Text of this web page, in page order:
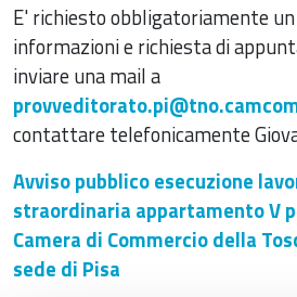
E' richiesto obbligatoriamente
informazioni e richiesta di
inviare una mail a
contattare telefonicamente
Avviso pubblico esecuzione
straordinaria appartamento V
Camera di Commercio della
sede di Pisa